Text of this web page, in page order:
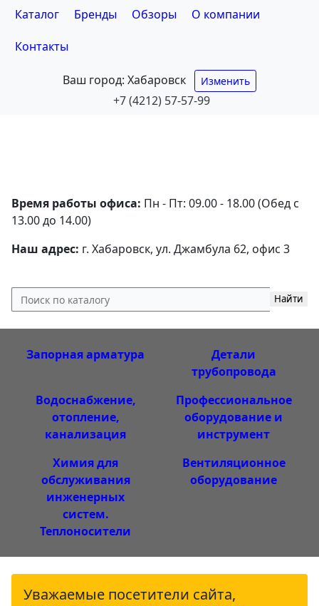
Каталог Бренды Обзоры О компании
Контакты
Ваш город: Хабаровск Изменить
+7 (4212) 57-57-99
Время работы офиса: Пн - Пт: 09.00 - 18.00 (Обед с
13.00 до 14.00)
Наш адрес: г. Хабаровск, ул. Джамбула 62, офис 3
Найти
Запорная арматура
Детали
трубопровода
Водоснабжение,
отопление,
канализация
Профессиональное
оборудование и
инструмент
Химия для
обслуживания
инженерных
систем.
Теплоносители
Вентиляционное
оборудование
Уважаемые посетители сайта,